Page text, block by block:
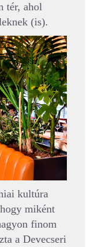
tér, ahol
(is).
kultúra
miként
finom
a Devecseri